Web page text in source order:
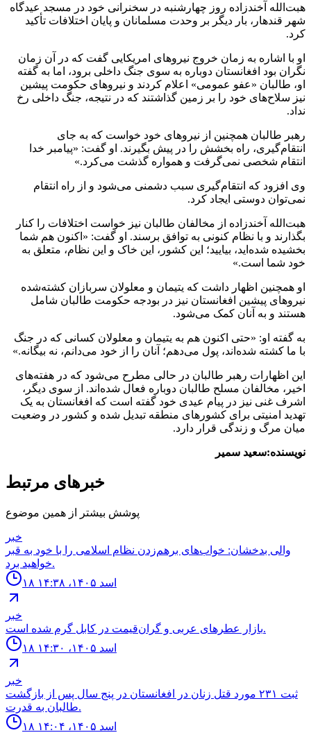
هبت‌الله آخندزاده روز چهارشنبه در سخنرانی خود در مسجد عیدگاه
شهر قندهار، بار دیگر بر وحدت مسلمانان و پایان اختلافات تأکید
کرد.
او با اشاره به زمان خروج نیروهای امریکایی گفت که در آن زمان
نگران بود افغانستان دوباره به سوی جنگ داخلی برود، اما به گفته
او، طالبان «عفو عمومی» اعلام کردند و نیروهای حکومت پیشین
نیز سلاح‌های خود را بر زمین گذاشتند که در نتیجه، جنگ داخلی رخ
نداد.
رهبر طالبان همچنین از نیروهای خود خواست که به جای
انتقام‌گیری، راه بخشش را در پیش بگیرند. او گفت: «پیامبر خدا
انتقام شخصی نمی‌گرفت و همواره گذشت می‌کرد.»
وی افزود که انتقام‌گیری سبب دشمنی می‌شود و از راه انتقام
نمی‌توان دوستی ایجاد کرد.
هبت‌الله آخندزاده از مخالفان طالبان نیز خواست اختلافات را کنار
بگذارند و با نظام کنونی به توافق برسند. او گفت: «اکنون هم شما
بخشیده شده‌اید، بیایید؛ این کشور، این خاک و این نظام، متعلق به
خود شما است.»
او همچنین اظهار داشت که یتیمان و معلولان سربازان کشته‌شده
نیروهای پیشین افغانستان نیز در بودجه حکومت طالبان شامل
هستند و به آنان کمک می‌شود.
به گفته او: «حتی اکنون هم به یتیمان و معلولان کسانی که در جنگ
با ما کشته شده‌اند، پول می‌دهم؛ آنان را از خود می‌دانم، نه بیگانه.»
این اظهارات رهبر طالبان در حالی مطرح می‌شود که در هفته‌های
اخیر، مخالفان مسلح طالبان دوباره فعال شده‌اند. از سوی دیگر،
اشرف غنی نیز در پیام عیدی خود گفته است که افغانستان به یک
تهدید امنیتی برای کشورهای منطقه تبدیل شده و کشور در وضعیت
میان مرگ و زندگی قرار دارد.
نویسنده:سعید سمیر
خبرهای مرتبط
پوشش بیشتر از همین موضوع
خبر
والی بدخشان: خواب‌های برهم‌زدن نظام اسلامی را با خود به قبر
خواهید برد.
۱۸ اسد ۱۴۰۵، ۱۴:۳۸
خبر
بازار عطرهای عربی و گران‌قیمت در کابل گرم شده است.
۱۸ اسد ۱۴۰۵، ۱۴:۳۰
خبر
ثبت ٢٣١ مورد قتل زنان در افغانستان در پنج سال پس از بازگشت
طالبان به قدرت.
۱۸ اسد ۱۴۰۵، ۱۴:۰۴